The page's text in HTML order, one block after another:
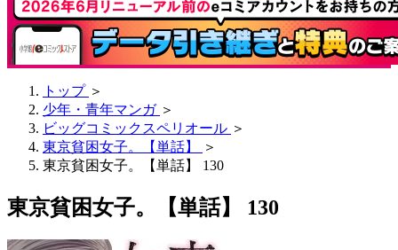
トップ ＞
少年・青年マンガ ＞
ビッグコミックスペリオール ＞
東京貧困女子。【単話】
＞
東京貧困女子。【単話】 130
東京貧困女子。【単話】 130